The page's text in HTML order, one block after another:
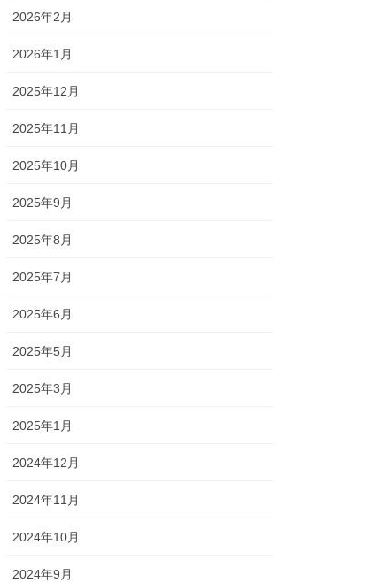
2026年2月
2026年1月
2025年12月
2025年11月
2025年10月
2025年9月
2025年8月
2025年7月
2025年6月
2025年5月
2025年3月
2025年1月
2024年12月
2024年11月
2024年10月
2024年9月